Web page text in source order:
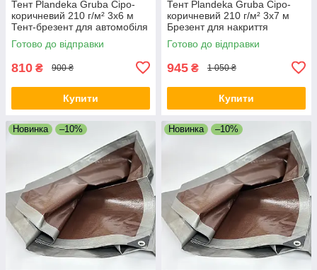
Тент Plandeka Gruba Сіро-
коричневий 210 ​​г/м² 3х6 м
Тент-брезент для автомобіля
Укривний тент
Готово до відправки
810 ₴ 900 ₴
Купити
Тент Plandeka Gruba Сіро-
коричневий 210 г/м² 3х7 м
Брезент для накриття
Водонепроникний тент
Готово до відправки
945 ₴ 1 050 ₴
Купити
Новинка –10% Новинка –10%